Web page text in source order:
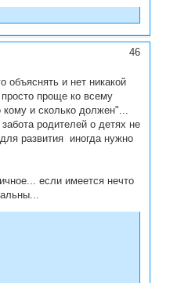
46
и нет никакой
проще ко всему
кому и сколько должен"...
родителей о детях не
развития иногда нужно
если имеется нечто